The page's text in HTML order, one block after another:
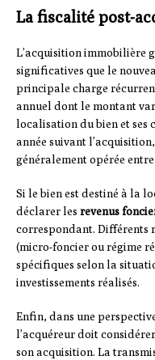
La fiscalité post-
L’acquisition immobilière
significatives que le
principale charge
annuel dont le montant
localisation du bien et ses
année suivant
généralement opérée
Si le bien est destiné à la
déclarer les revenus
correspondant. Différents
(micro-foncier ou régime
spécifiques selon la
investissements réalisés.
Enfin, dans une
l’acquéreur doit
son acquisition. La